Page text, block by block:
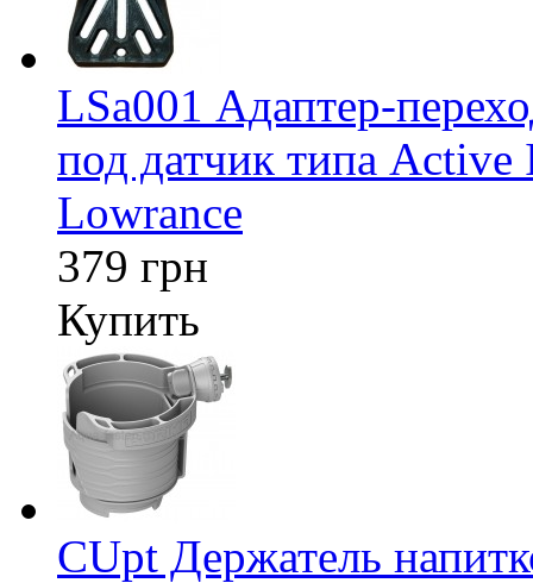
LSa001 Адаптер-
под датчик типа Active
Lowrance
379 грн
Купить
CUpt Держатель